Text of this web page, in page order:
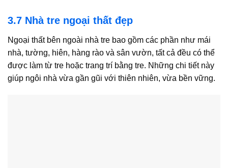
3.7 Nhà tre ngoại thất đẹp
Ngoại thất bên ngoài nhà tre bao gồm các phần như mái
nhà, tường, hiên, hàng rào và sân vườn, tất cả đều có thể
được làm từ tre hoặc trang trí bằng tre. Những chi tiết này
giúp ngôi nhà vừa gần gũi với thiên nhiên, vừa bền vững.